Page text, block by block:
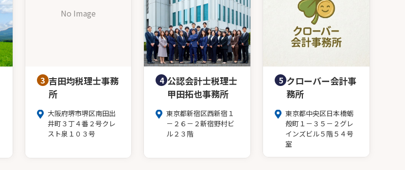
No Image
3 吉田均税理士事務
所
大阪府堺市堺区南田出
井町３丁４番２号クレ
スト泉１０３号
4 公認会計士税理士
甲田拓也事務所
東京都新宿区西新宿１
－２６－２新宿野村ビ
ル２３階
5 クローバー会計事
務所
東京都中央区日本橋蛎
殻町１－３５－２グレ
インズビル５階５４号
室